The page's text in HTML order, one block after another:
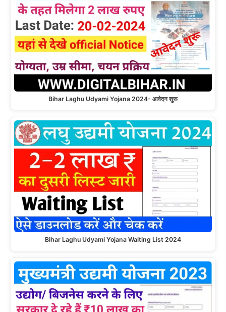
Bihar Laghu Udyami Yojana 2024- आवेदन शुरू
Bihar Laghu Udyami Yojana Waiting List 2024